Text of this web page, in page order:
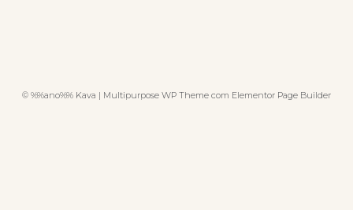
© %%ano%% Kava | Multipurpose WP Theme com Elementor Page Builder